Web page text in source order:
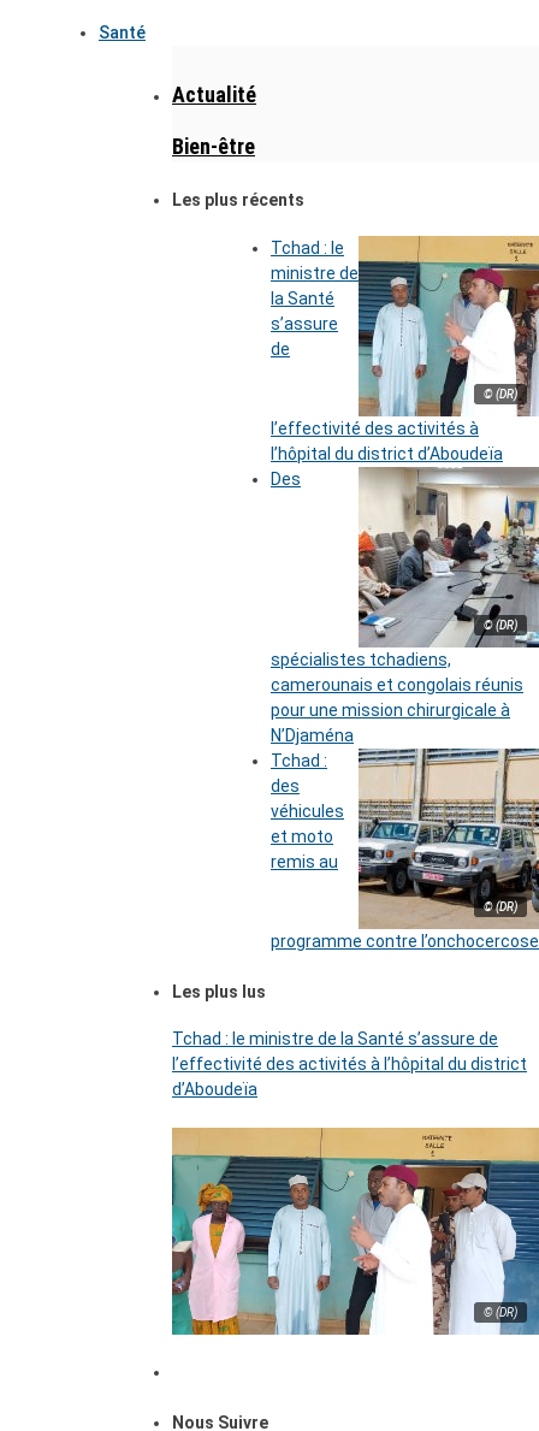
Santé
Actualité
Bien-être
Les plus récents
© (DR)
Tchad : le
ministre de
la Santé
s’assure
de
l’effectivité des activités à
l’hôpital du district d’Aboudeïa
© (DR)
Des
spécialistes tchadiens,
camerounais et congolais réunis
pour une mission chirurgicale à
N’Djaména
© (DR)
Tchad :
des
véhicules
et moto
remis au
programme contre l’onchocercose
Les plus lus
Tchad : le ministre de la Santé s’assure de
l’effectivité des activités à l’hôpital du district
d’Aboudeïa
© (DR)
Nous Suivre